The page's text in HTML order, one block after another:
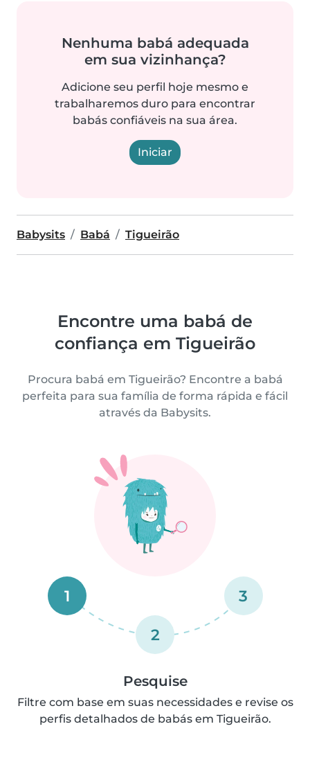
Nenhuma babá adequada
em sua vizinhança?
Adicione seu perfil hoje mesmo e
trabalharemos duro para encontrar
babás confiáveis na sua área.
Iniciar
Babysits Babá Tigueirão
Encontre uma babá de
confiança em Tigueirão
Procura babá em Tigueirão? Encontre a babá
perfeita para sua família de forma rápida e fácil
através da Babysits.
1
2
3
Pesquise
Filtre com base em suas necessidades e revise os
perfis detalhados de babás em Tigueirão.